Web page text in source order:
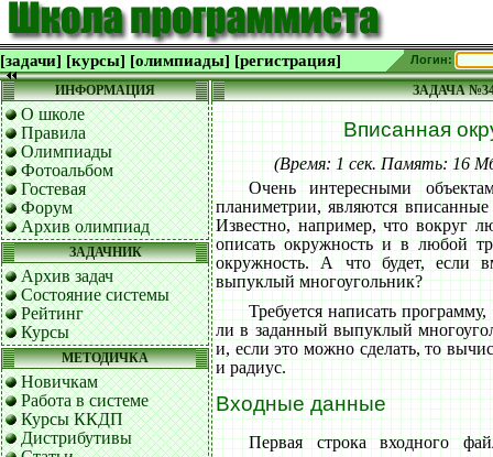
[задачи] [курсы] [олимпиады] [регистрация] Логин:
ИНФОРМАЦИЯ
О школе
Правила
Олимпиады
Фотоальбом
Гостевая
Форум
Архив олимпиад
ЗАДАЧНИК
Архив задач
Состояние системы
Рейтинг
Курсы
МЕТОДИЧКА
Новичкам
Работа в системе
Курсы ККДП
Дистрибутивы
ЗАДАЧА
Вписанная
(Время: 1 сек. Память: 16
Очень интересными
планиметрии, являются
Известно, например, что вокруг
описать окружность и в любой
окружность. А что будет, если
выпуклый многоугольник?
Требуется написать
ли в заданный выпуклый
и, если это можно сделать, то
и радиус.
Входные данные
Первая строка входного